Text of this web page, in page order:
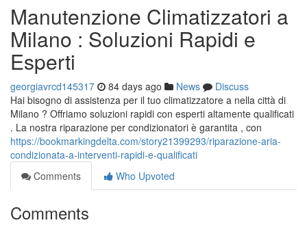
Manutenzione Climatizzatori a
Milano : Soluzioni Rapidi e
Esperti
georgiavrcd145317 84 days ago News
Discuss
Hai bisogno di assistenza per il tuo climatizzatore a nella città di
Milano ? Offriamo soluzioni rapidi con esperti altamente qualificati
. La nostra riparazione per condizionatori è garantita , con
https://bookmarkingdelta.com/story21399293/riparazione-aria-
condizionata-a-interventi-rapidi-e-qualificati
Comments
Who Upvoted
Comments